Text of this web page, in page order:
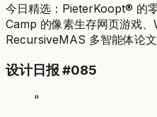
今日精选：PieterKoopt® 的
Camp 的像素生存网页游戏
RecursiveMAS 多智能体论文
设计日报 #085
"